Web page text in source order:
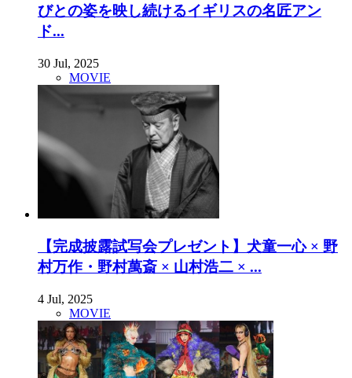
びとの姿を映し続けるイギリスの名匠アン
ド...
30 Jul, 2025
MOVIE
【完成披露試写会プレゼント】犬童一心 × 野
村万作・野村萬斎 × 山村浩二 × ...
4 Jul, 2025
MOVIE